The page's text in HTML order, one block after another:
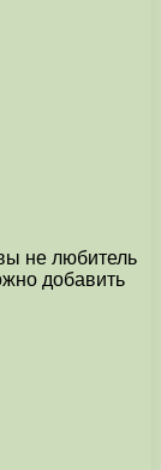
не любитель
добавить